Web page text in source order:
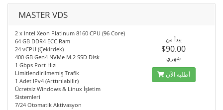
MASTER VDS
2 x Intel Xeon Platinum 8160 CPU (96 Core)
64 GB DDR4 ECC Ram
24 vCPU (Çekirdek)
400 GB Gen4 NVMe M.2 SSD Disk
1 Gbps Port Hızı
Limitlendirilmemiş Trafik
1 Adet IPv4 (Arttırılabilir)
Ücretsiz Windows & Linux İşletim
Sistemleri
7/24 Otomatik Aktivasyon
يبدأ من
$90.00
شهري
أطلبه الآن